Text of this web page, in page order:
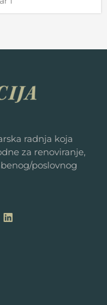
radnja koja
za renoviranje,
poslovnog